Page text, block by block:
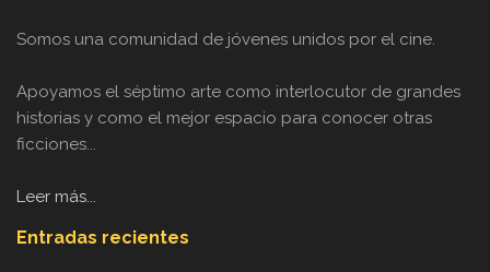
Somos una comunidad de jóvenes unidos por el cine.
Apoyamos el séptimo arte como interlocutor de grandes
historias y como el mejor espacio para conocer otras
ficciones...
Leer más...
Entradas recientes